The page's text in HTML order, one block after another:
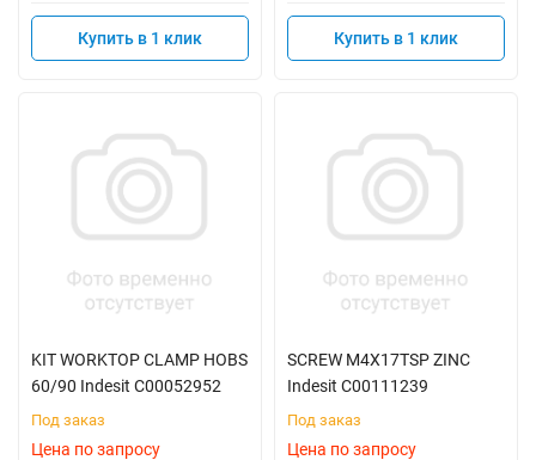
Купить в 1 клик Купить в 1 клик
KIT WORKTOP CLAMP HOBS
60/90 Indesit C00052952
Под заказ
Цена по запросу
SCREW M4X17TSP ZINC
Indesit C00111239
Под заказ
Цена по запросу